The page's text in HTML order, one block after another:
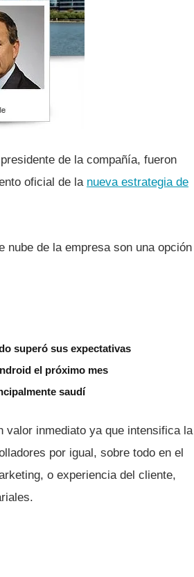
de la compañí­a, fueron
oficial de la nueva estrategia de
nube de la empresa son una opción
superó sus expectativas
el próximo mes
saudí
valor inmediato ya que intensifica la
por igual, sobre todo en el
o experiencia del cliente,